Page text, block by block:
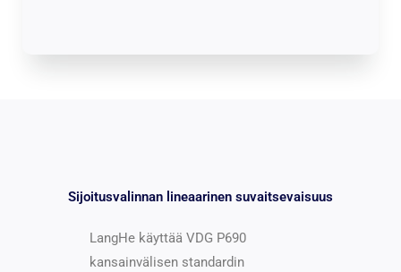
Sijoitusvalinnan lineaarinen suvaitsevaisuus
LangHe käyttää VDG P690
kansainvälisen standardin